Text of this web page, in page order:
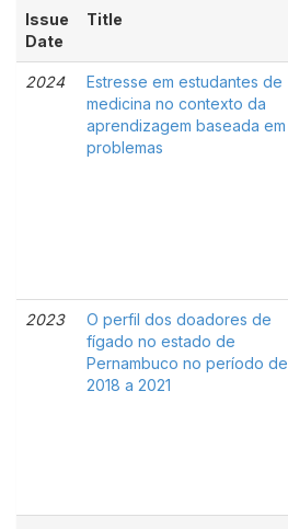
Issue
Date
Title
2024
Estresse em estudantes de
medicina no contexto da
aprendizagem baseada em
problemas
2023
O perfil dos doadores de
fígado no estado de
Pernambuco no período de
2018 a 2021